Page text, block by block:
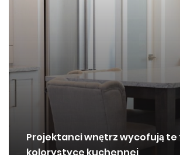
Projektanci wnętrz wycofują